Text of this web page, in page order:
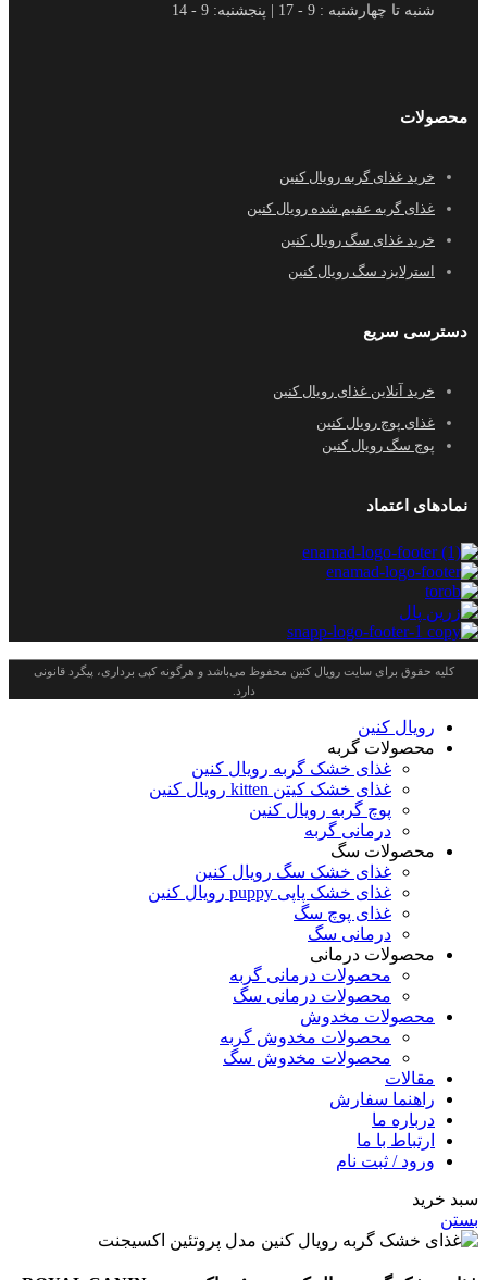
شنبه تا چهارشنبه : 9 - 17 | پنجشنبه: 9 - 14
محصولات
خرید غذای گربه رویال کنین
غذای گربه عقیم شده رویال کنین
خرید غذای سگ رویال کنین
استرلایزد سگ رویال کنین
دسترسی سریع
خرید آنلاین غذای رویال کنین
غذای پوچ رویال کنین
پوچ سگ رویال کنین
نمادهای اعتماد
کلیه حقوق برای سایت رویال کنین محفوظ می‌باشد و هرگونه کپی برداری، پیگرد قانونی
دارد.
رویال کنین
محصولات گربه
غذای خشک گربه رویال کنین
غذای خشک کیتن kitten رویال کنین
پوچ گربه رویال کنین
درمانی گربه
محصولات سگ
غذای خشک سگ رویال کنین
غذای خشک پاپی puppy رویال کنین
غذای پوچ سگ
درمانی سگ
محصولات درمانی
محصولات درمانی گربه
محصولات درمانی سگ
محصولات مخدوش
محصولات مخدوش گربه
محصولات مخدوش سگ
مقالات
راهنما سفارش
درباره ما
ارتباط با ما
ورود / ثبت نام
سبد خرید
بستن